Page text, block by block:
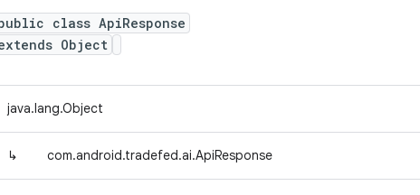
class ApiResponse
Object
java.lang.Object
↳ com.android.tradefed.ai.ApiResponse